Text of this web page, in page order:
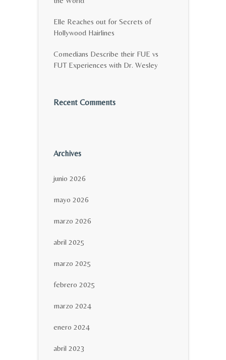
Elle Reaches out for Secrets of
Hollywood Hairlines
Comedians Describe their FUE vs
FUT Experiences with Dr. Wesley
Recent Comments
Archives
junio 2026
mayo 2026
marzo 2026
abril 2025
marzo 2025
febrero 2025
marzo 2024
enero 2024
abril 2023